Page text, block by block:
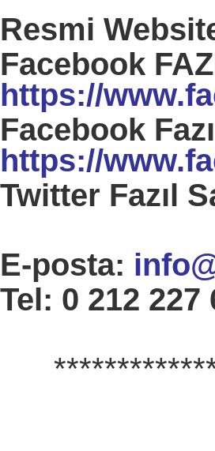
Resmi
Facebook
https://
Facebook
https://
Twitter Fazıl
E-posta:
Tel: 0 212 227